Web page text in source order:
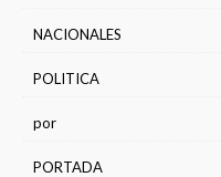
NACIONALES
POLITICA
por
PORTADA